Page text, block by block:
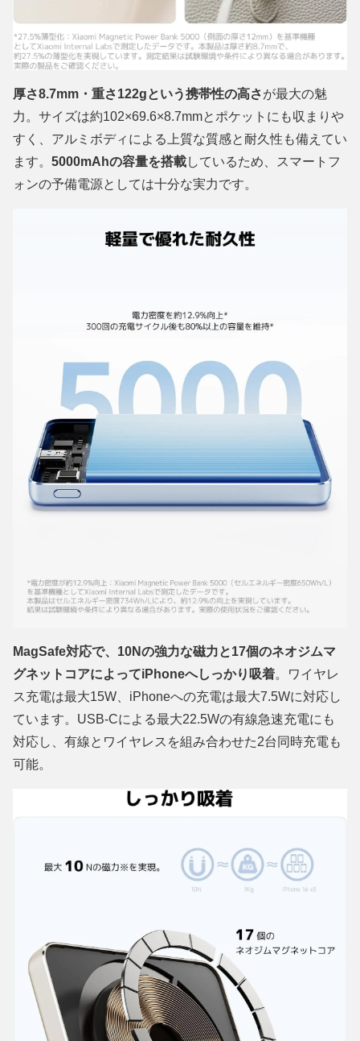
厚さ8.7mm・重さ122gという携帯性の高さが最大の魅
力。サイズは約102×69.6×8.7mmとポケットにも収まりや
すく、アルミボディによる上質な質感と耐久性も備えてい
ます。 5000mAhの容量を搭載しているため、スマートフ
ォンの予備電源としては十分な実力です。
MagSafe対応で、10Nの強力な磁力と17個のネオジムマ
グネットコアによってiPhoneへしっかり吸着。ワイヤレ
ス充電は最大15W、iPhoneへの充電は最大7.5Wに対応し
ています。USB-Cによる最大22.5Wの有線急速充電にも
対応し、有線とワイヤレスを組み合わせた2台同時充電も
可能。